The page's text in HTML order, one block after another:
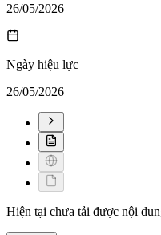
26/05/2026
Ngày hiệu lực
26/05/2026
Hiện tại chưa tải được nội